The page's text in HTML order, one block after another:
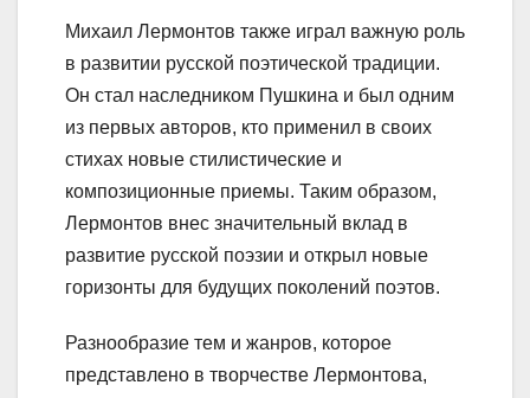
Михаил Лермонтов также играл важную роль
в развитии русской поэтической традиции.
Он стал наследником Пушкина и был одним
из первых авторов, кто применил в своих
стихах новые стилистические и
композиционные приемы. Таким образом,
Лермонтов внес значительный вклад в
развитие русской поэзии и открыл новые
горизонты для будущих поколений поэтов.
Разнообразие тем и жанров, которое
представлено в творчестве Лермонтова,